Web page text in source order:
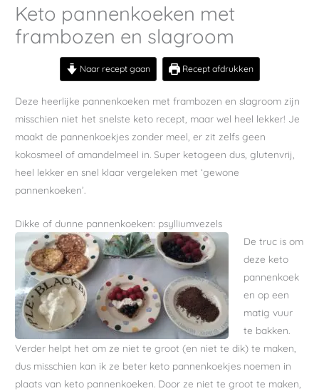
Keto pannenkoeken met
frambozen en slagroom
Naar recept gaan Recept afdrukken
Deze heerlijke pannenkoeken met frambozen en slagroom zijn
misschien niet het snelste keto recept, maar wel heel lekker! Je
maakt de pannenkoekjes zonder meel, er zit zelfs geen
kokosmeel of amandelmeel in. Super ketogeen dus, glutenvrij,
heel lekker en snel klaar vergeleken met ‘gewone
pannenkoeken’.
Dikke of dunne pannenkoeken: psylliumvezels
De truc is om
deze keto
pannenkoek
en op een
matig vuur
te bakken.
Verder helpt het om ze niet te groot (en niet te dik) te maken,
dus misschien kan ik ze beter keto pannenkoekjes noemen in
plaats van keto pannenkoeken. Door ze niet te groot te maken,